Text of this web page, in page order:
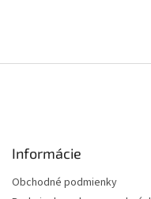
Informácie
Obchodné podmienky